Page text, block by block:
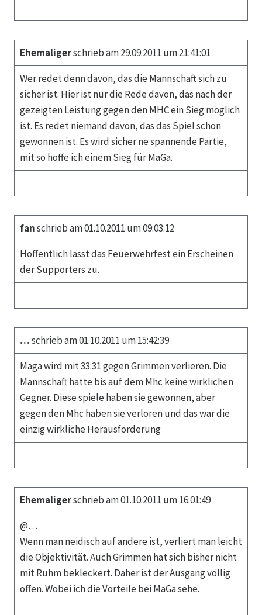
Ehemaligerschrieb am 29.09.2011 um 21:41:01
Wer redet denn davon, das die Mannschaft sich zu
sicher ist. Hier ist nur die Rede davon, das nach der
gezeigten Leistung gegen den MHC ein Sieg möglich
ist. Es redet niemand davon, das das Spiel schon
gewonnen ist. Es wird sicher ne spannende Partie,
mit so hoffe ich einem Sieg für MaGa.
fanschrieb am 01.10.2011 um 09:03:12
Hoffentlich lässt das Feuerwehrfest ein Erscheinen
der Supporters zu.
…schrieb am 01.10.2011 um 15:42:39
Maga wird mit 33:31 gegen Grimmen verlieren. Die
Mannschaft hatte bis auf dem Mhc keine wirklichen
Gegner. Diese spiele haben sie gewonnen, aber
gegen den Mhc haben sie verloren und das war die
einzig wirkliche Herausforderung
Ehemaligerschrieb am 01.10.2011 um 16:01:49
@…
Wenn man neidisch auf andere ist, verliert man leicht
die Objektivität. Auch Grimmen hat sich bisher nicht
mit Ruhm bekleckert. Daher ist der Ausgang völlig
offen. Wobei ich die Vorteile bei MaGa sehe.